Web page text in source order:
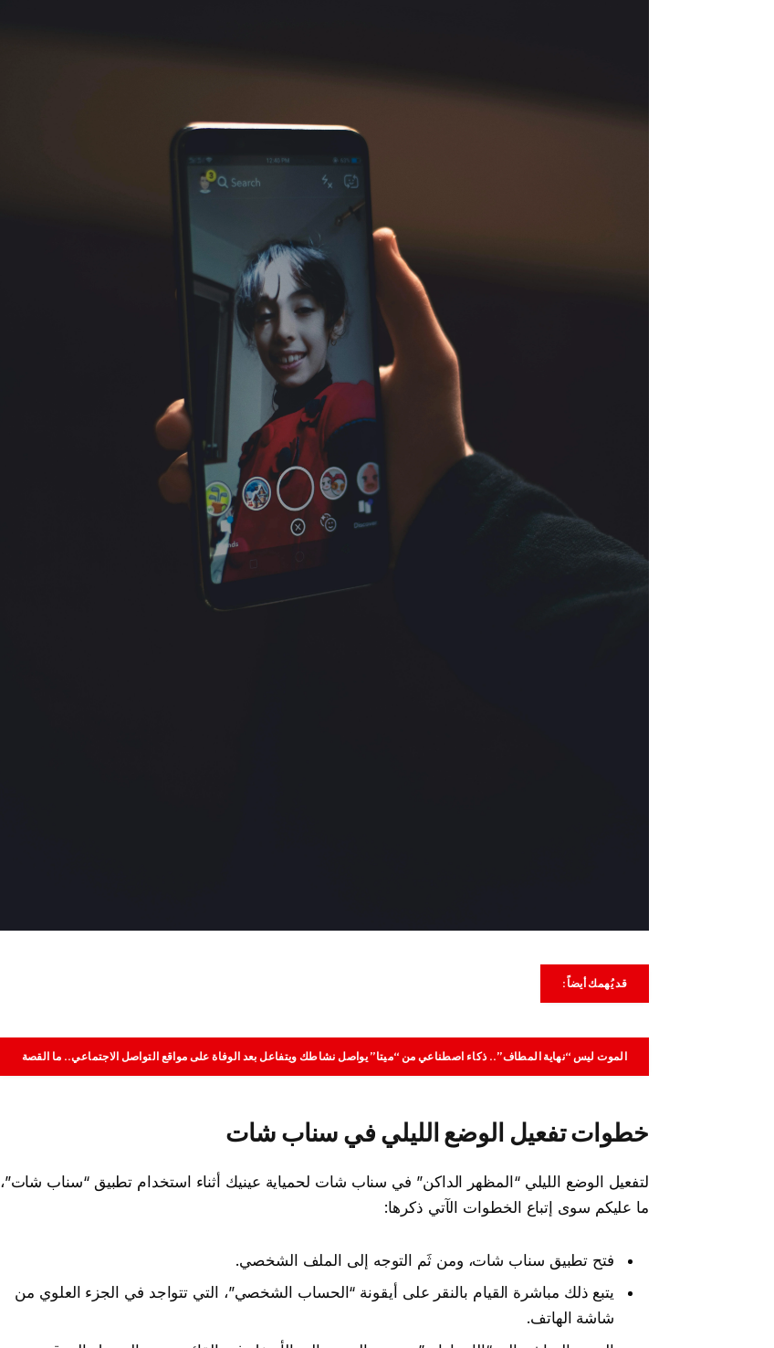
قد يُهمك أيضاً:
الموت ليس “نهاية المطاف”.. ذكاء اصطناعي من “ميتا” يواصل نشاطك ويتفاعل بعد الوفاة على مواقع التواصل الاجتماعي.. ما القصة
خطوات تفعيل الوضع الليلي في سناب شات
لتفعيل الوضع الليلي “المظهر الداكن” في سناب شات لحمياية عينيك أثناء استخدام تطبيق “سناب شات”،
ما عليكم سوى إتباع الخطوات الآتي ذكرها:
فتح تطبيق سناب شات، ومن ثَم التوجه إلى الملف الشخصي.
يتبع ذلك مباشرة القيام بالنقر على أيقونة “الحساب الشخصي”، التي تتواجد في الجزء العلوي من
شاشة الهاتف.